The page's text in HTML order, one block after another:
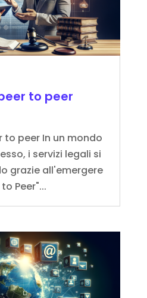
to peer
to peer In un mondo
i servizi legali si
grazie all'emergere
Peer"...